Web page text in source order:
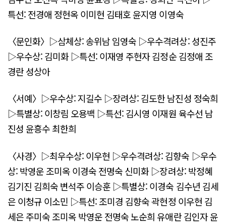
특선: 전경애 정현옥 이미현 김태호 윤지영 이영숙
〈문인화〉▷삼체상: 송위남 임영숙 ▷우수격려상: 성진주
▷우수상: 김미화 ▷특선: 이재영 주현자 김정순 김정애 조
경란 성상아
〈서예〉▷우수상: 지길수 ▷장려상: 김도한 남진성 정숙희
▷특별상: 이창림 오용백 ▷특선: 김시영 이재원 육수선 남
진성 윤흥수 최한희
〈사경〉▷최우수상: 이우현 ▷우수격려상: 김향숙 ▷우수
상: 박영운 조미옥 이경숙 전명숙 신미화 ▷장려상: 박정혜
김기진 김희숙 변석주 이승훈 ▷특별상: 이경숙 김수년 김세
은 이청규 이소민 ▷특선: 조미경 김향숙 곽현정 이우현 김
세은 주미숙 조미옥 박영운 전명숙 노순희 유애란 김인자 윤